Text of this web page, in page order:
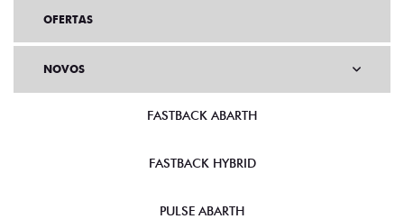
OFERTAS
NOVOS
FASTBACK ABARTH
FASTBACK HYBRID
PULSE ABARTH